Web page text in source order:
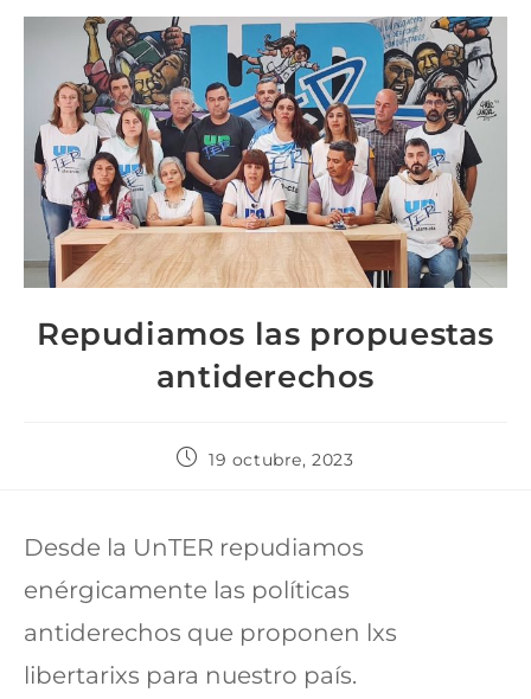
Repudiamos las propuestas
antiderechos
19 octubre, 2023
Desde la UnTER repudiamos
enérgicamente las políticas
antiderechos que proponen lxs
libertarixs para nuestro país.